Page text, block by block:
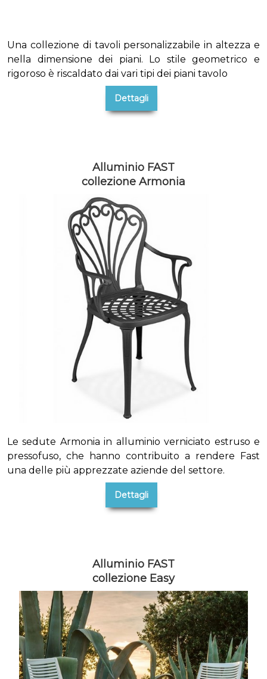
Una collezione di tavoli personalizzabile in altezza e
nella dimensione dei piani. Lo stile geometrico e
rigoroso è riscaldato dai vari tipi dei piani tavolo
Dettagli
Alluminio FAST
collezione Armonia
Le sedute Armonia in alluminio verniciato estruso e
pressofuso, che hanno contribuito a rendere Fast
una delle più apprezzate aziende del settore.
Dettagli
Alluminio FAST
collezione Easy